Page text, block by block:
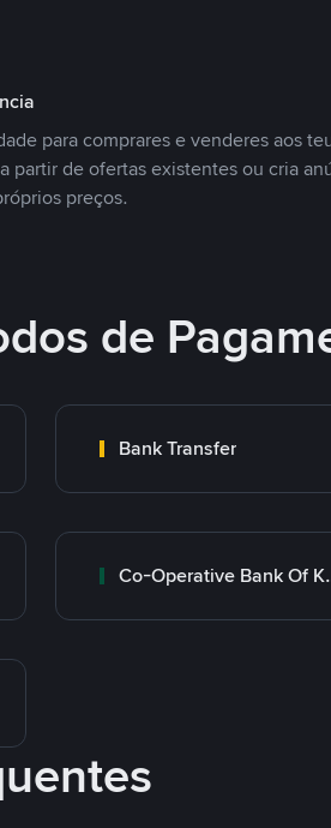
para comprares e venderes aos
partir de ofertas existentes ou cria
preços.
de
Bank Transfer
Co-